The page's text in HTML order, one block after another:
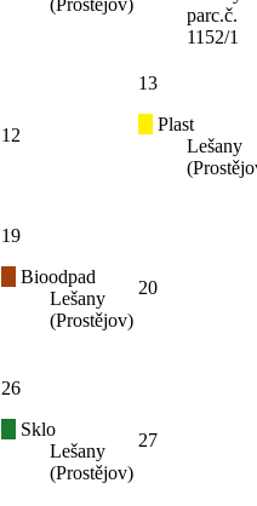
parc.č.
1152/1
12
13
Plast
Lešany
19
Bioodpad
Lešany
(Prostějov)
20
26
Sklo
Lešany
(Prostějov)
27